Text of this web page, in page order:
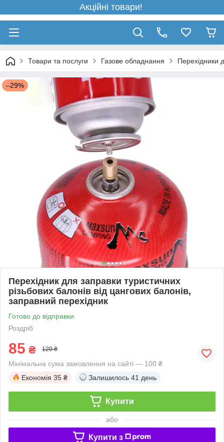
Акційні товари!
Товари та послуги Газове обладнання Перехідники
–29%
Перехідник для заправки туристичних
різьбових балонів від цангових балонів,
заправний перехідник
Готово до відправки
Роздріб
85 ₴ 120 ₴
Мінімальна сума замовлення на сайті — 100 ₴
Економія 35 ₴ Залишилось 41 день
Купити
або
Купити з